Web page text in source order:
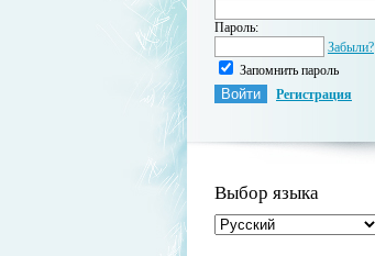
Пароль:
Забыли?
Запомнить пароль
Регистрация
Выбор языка